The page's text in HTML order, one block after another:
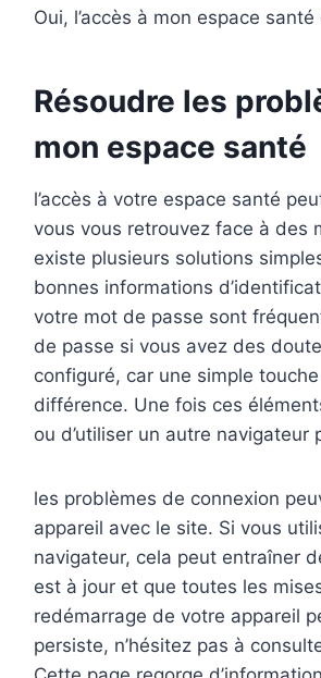
Oui, l’accès à mon espace
Résoudre les
mon espace santé
l’accès à votre espace santé
vous vous retrouvez face à des
existe plusieurs solutions
bonnes informations
votre mot de passe sont
de passe si vous avez des
configuré, car une simple
différence. Une fois ces
ou d’utiliser un autre
les problèmes de connexion
appareil avec le site. Si vous
navigateur, cela peut entraîner
est à jour et que toutes les
redémarrage de votre appareil
persiste, n’hésitez pas à